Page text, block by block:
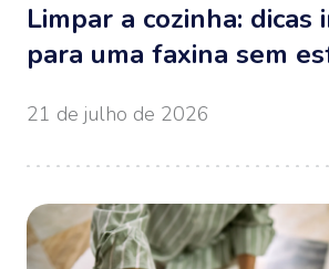
Limpar a cozinha: dicas
para uma faxina sem
21 de julho de 2026